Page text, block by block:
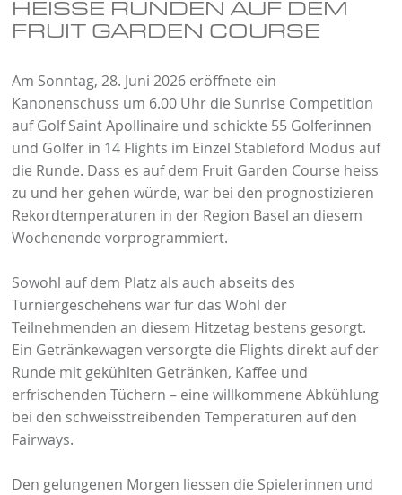
HEISSE RUNDEN AUF DEM
FRUIT GARDEN COURSE
Am Sonntag, 28. Juni 2026 eröffnete ein
Kanonenschuss um 6.00 Uhr die Sunrise Competition
auf Golf Saint Apollinaire und schickte 55 Golferinnen
und Golfer in 14 Flights im Einzel Stableford Modus auf
die Runde. Dass es auf dem Fruit Garden Course heiss
zu und her gehen würde, war bei den prognostizieren
Rekordtemperaturen in der Region Basel an diesem
Wochenende vorprogrammiert.
Sowohl auf dem Platz als auch abseits des
Turniergeschehens war für das Wohl der
Teilnehmenden an diesem Hitzetag bestens gesorgt.
Ein Getränkewagen versorgte die Flights direkt auf der
Runde mit gekühlten Getränken, Kaffee und
erfrischenden Tüchern – eine willkommene Abkühlung
bei den schweisstreibenden Temperaturen auf den
Fairways.
Den gelungenen Morgen liessen die Spielerinnen und